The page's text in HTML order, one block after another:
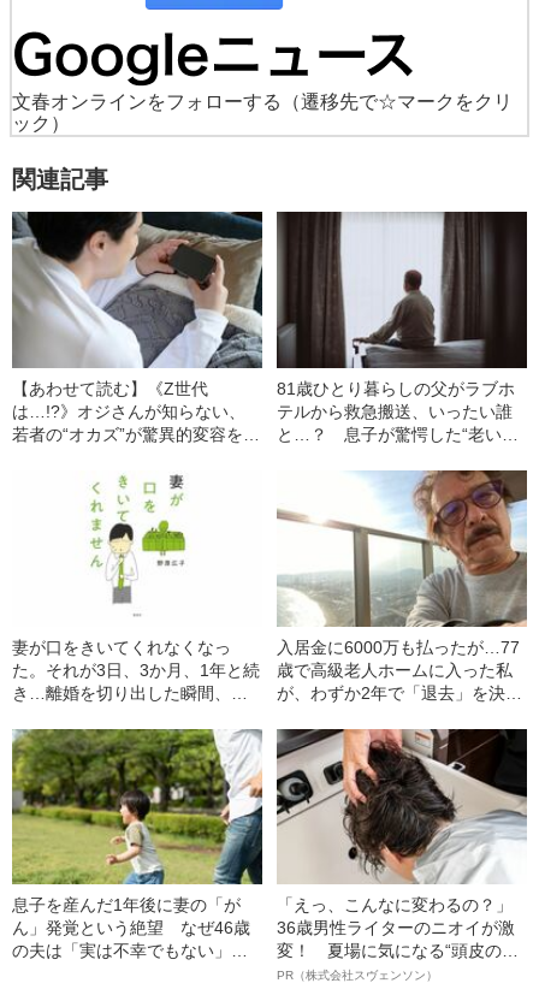
文春オンラインをフォローする
（遷移先で☆マークをクリ
ック）
関連記事
【あわせて読む】《Z世代
は…!?》オジさんが知らない、
若者の“オカズ”が驚異的変容を遂
81歳ひとり暮らしの父がラブホ
テルから救急搬送、いったい誰
と…？ 息子が驚愕した“老いた
妻が口をきいてくれなくなっ
た。それが3日、3か月、1年と続
き…離婚を切り出した瞬間、妻
入居金に6000万も払ったが…77
歳で高級老人ホームに入った私
が、わずか2年で「退去」を決意
息子を産んだ1年後に妻の「が
ん」発覚という絶望 なぜ46歳
の夫は「実は不幸でもない」と
「えっ、こんなに変わるの？」
36歳男性ライターのニオイが激
変！ 夏場に気になる“頭皮のニ
オイ”や“ベタつき”を解消す
PR（株式会社スヴェンソン）